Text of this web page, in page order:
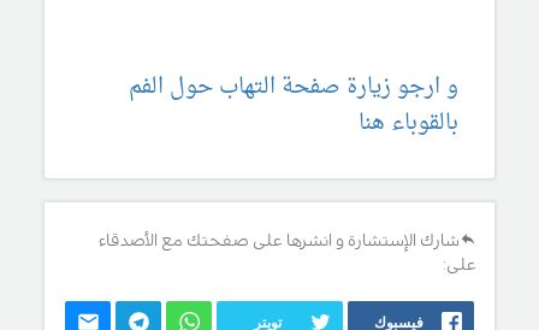
و ارجو زيارة صفحة التهاب حول الفم
بالقوباء هنا
شارك الإستشارة و انشرها على صفحتك مع الأصدقاء
على:
فيسبوك تويتر